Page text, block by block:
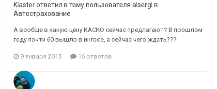
Klasterответил в тему пользователя alsergl в
Автострахование
А вообще в какую цену КАСКО сейчас предлагают? В прошлом
году почти 60 вышло в ингосе, а сейчас чего ждать???
9 января 2015 16 ответов